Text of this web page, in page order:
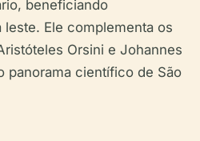
beneficiando
leste. Ele complementa os
Orsini e Johannes
panorama científico de São